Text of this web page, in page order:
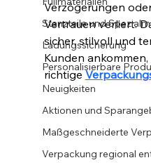
Stanzteile und
Ladungssicherung
Personalisierbare
Neuigkeiten
Aktionen und
Maßgeschneiderte
Verpackung regional
Verzögerungen
Vertrauen verliert.
sicher, stilvoll und
Kunden
richtige